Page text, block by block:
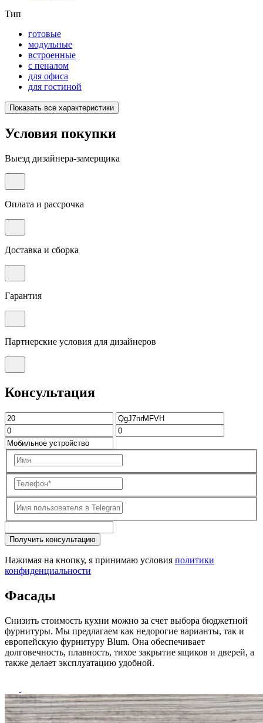
Тип
готовые
модульные
встроенные
с пеналом
для офиса
для гостиной
Показать все характеристики
Условия покупки
Выезд дизайнера-замерщика
Оплата и рассрочка
Доставка и сборка
Гарантия
Партнерские условия для дизайнеров
Консультация
Получить консультацию
Нажимая на кнопку, я принимаю условия политики
конфиденциальности
Фасады
Снизить стоимость кухни можно за счет выбора бюджетной
фурнитуры. Мы предлагаем как недорогие варианты, так и
европейскую фурнитуру Blum. Она обеспечивает
долговечность, плавность, тихое закрытие ящиков и дверей, а
также делает эксплуатацию удобной.